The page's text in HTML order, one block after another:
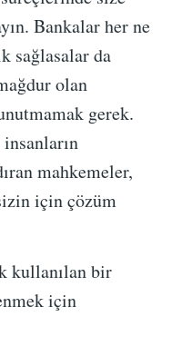
Bankalar her ne
sağlasalar da
olan
gerek.
mahkemeler,
için çözüm
kullanılan bir
için